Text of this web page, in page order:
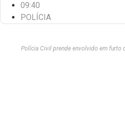
09:40
POLÍCIA
Polícia Civil prende envolvido em furto